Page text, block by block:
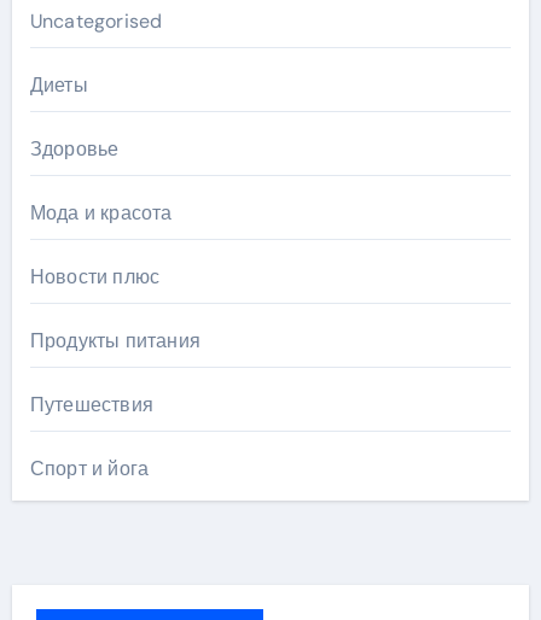
Uncategorised
Диеты
Здоровье
Мода и красота
Новости плюс
Продукты питания
Путешествия
Спорт и йога